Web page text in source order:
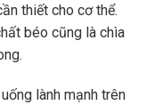
thiết cho cơ thể.
béo cũng là chìa
lành mạnh trên